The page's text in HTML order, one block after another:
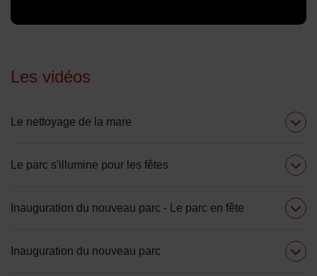
Les vidéos
Le nettoyage de la mare
Le parc s'illumine pour les fêtes
Inauguration du nouveau parc - Le parc en fête
Inauguration du nouveau parc